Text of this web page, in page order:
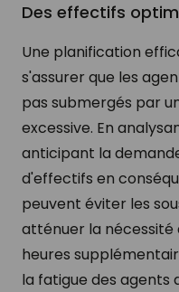
Des effectifs
Une planification
s'assurer que les
pas submergés par
excessive. En
anticipant la
d'effectifs en
peuvent éviter les
atténuer la
heures
la fatigue des agents